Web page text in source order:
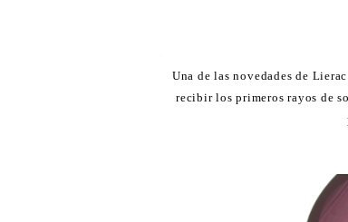
Una de las novedades de
recibir los primeros rayos de